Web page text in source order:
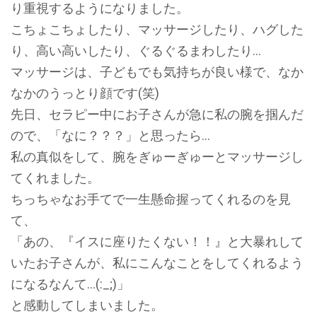
り重視するようになりました。
こちょこちょしたり、マッサージしたり、ハグした
り、高い高いしたり、ぐるぐるまわしたり…
マッサージは、子どもでも気持ちが良い様で、なか
なかのうっとり顔です(笑)
先日、セラピー中にお子さんが急に私の腕を掴んだ
ので、「なに？？？」と思ったら…
私の真似をして、腕をぎゅーぎゅーとマッサージし
てくれました。
ちっちゃなお手てで一生懸命握ってくれるのを見
て、
「あの、『イスに座りたくない！！』と大暴れして
いたお子さんが、私にこんなことをしてくれるよう
になるなんて…(:_;)」
と感動してしまいました。